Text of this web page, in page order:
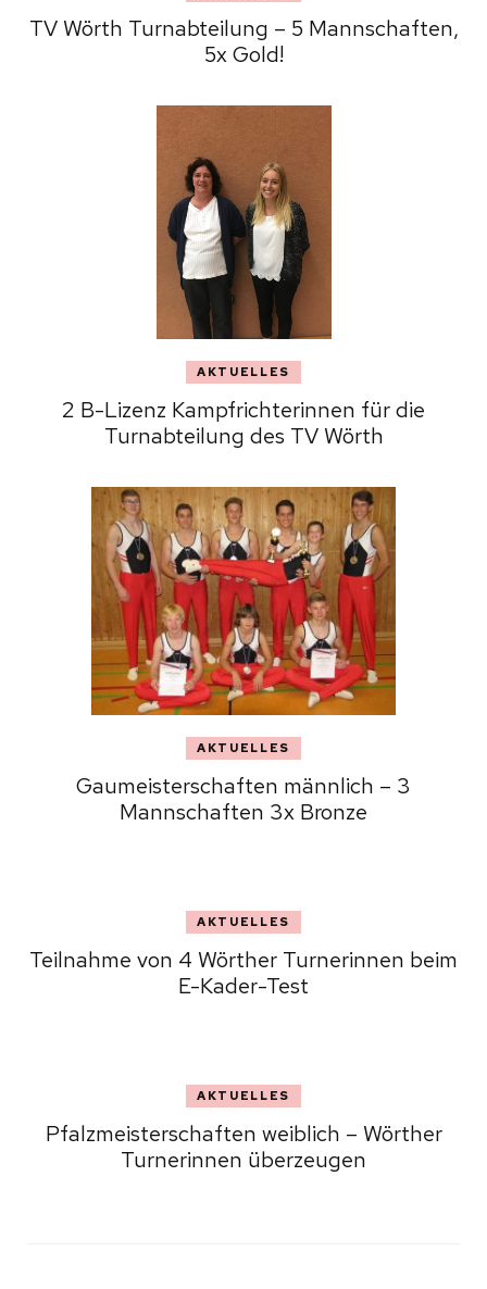
TV Wörth Turnabteilung – 5 Mannschaften,
5x Gold!
AKTUELLES
2 B-Lizenz Kampfrichterinnen für die
Turnabteilung des TV Wörth
AKTUELLES
Gaumeisterschaften männlich – 3
Mannschaften 3x Bronze
AKTUELLES
Teilnahme von 4 Wörther Turnerinnen beim
E-Kader-Test
AKTUELLES
Pfalzmeisterschaften weiblich – Wörther
Turnerinnen überzeugen